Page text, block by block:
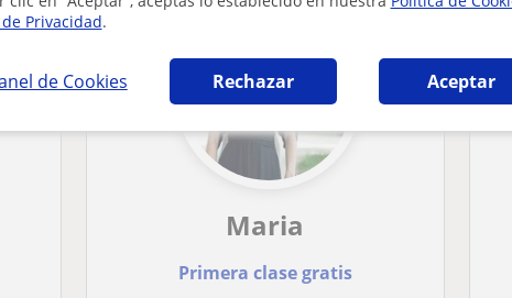
Privacidad.
de Cookies Rechazar Aceptar
Maria
Primera clase gratis